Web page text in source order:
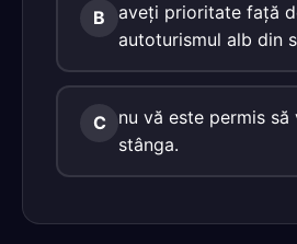
B
aveţi prioritate faţă
autoturismul alb din
C
nu vă este permis să
stânga.